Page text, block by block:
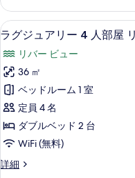
表
示
す
る
ー
ム
リ
バ
ー
ビ
ュ
ー
の
ア
リ
ー
ブ
ル
ル
ー
ム
リ
バ
ー
ビ
ュ
ラ
ジ
ュ
ア
リ
ー
人
9
ラグジュアリー 4 人部屋
リバー ビュー
36 ㎡
ベッドルーム 1 室
定員 4 名
ダブルベッド 2 台
WiFi (無料)
詳細
ラ